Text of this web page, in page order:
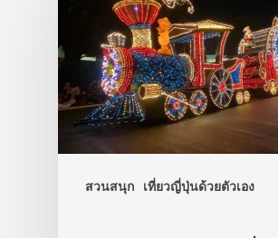
สวนสนุก เที่ยวญี่ปุ่นด้วยตัวเอง